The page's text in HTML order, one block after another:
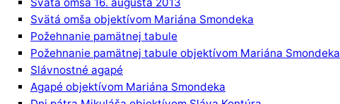
Svätá omša objektívom Mariána Smondeka
Požehnanie pamätnej tabule
Požehnanie pamätnej tabule objektívom Mariána Smondeka
Slávnostné agapé
Agapé objektívom Mariána Smondeka